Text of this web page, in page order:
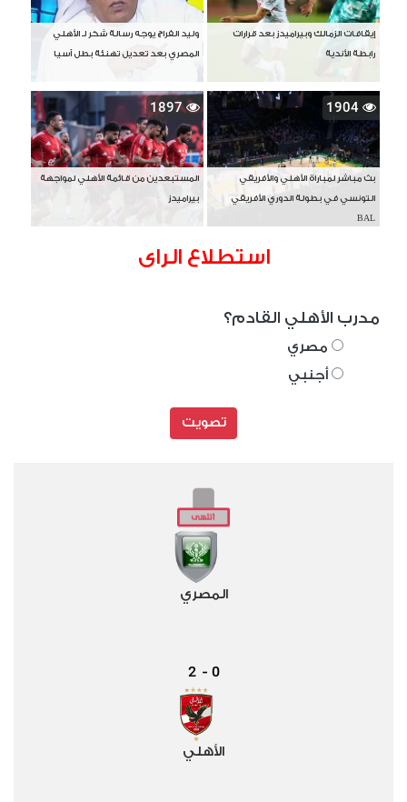
إيقافات الزمالك وبيراميدز بعد قرارات
رابطة الأندية
وليد الفراج يوجه رسالة شكر لـ الأهلي
المصري بعد تعديل تهنئة بطل آسيا
1904
بث مباشر لمباراة الأهلي والأفريقي
التونسي في بطولة الدوري الأفريقي
BAL
1897
المستبعدين من قائمة الأهلي لمواجهة
بيراميدز
استطلاع الراى
مدرب الأهلي القادم؟
مصري
أجنبي
تصويت
المصري
0
-
2
الأهلي